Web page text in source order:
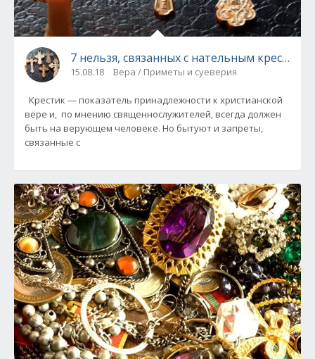
7 нельзя, связанных с нательным крестом
15.08.18 Вера / Приметы и суеверия
Крестик — показатель принадлежности к христианской
вере и, по мнению священнослужителей, всегда должен
быть на верующем человеке. Но бытуют и запреты,
связанные с